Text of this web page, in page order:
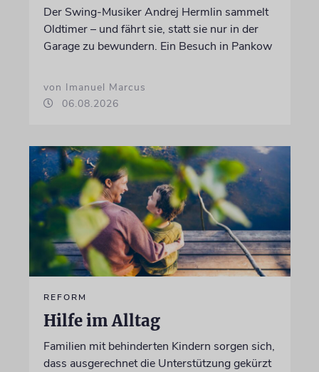
Der Swing-Musiker Andrej Hermlin sammelt
Oldtimer – und fährt sie, statt sie nur in der
Garage zu bewundern. Ein Besuch in Pankow
von Imanuel Marcus
06.08.2026
REFORM
Hilfe im Alltag
Familien mit behinderten Kindern sorgen sich,
dass ausgerechnet die Unterstützung gekürzt